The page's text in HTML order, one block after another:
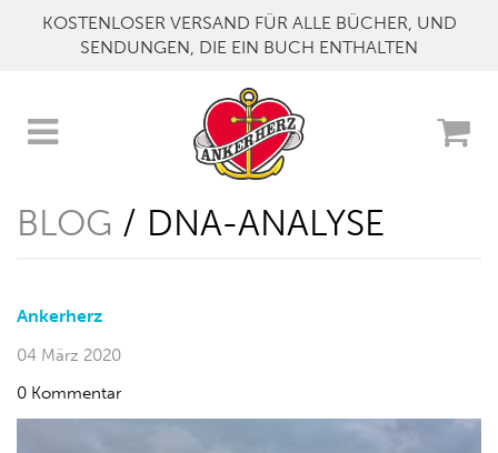
KOSTENLOSER VERSAND FÜR ALLE BÜCHER, UND
SENDUNGEN, DIE EIN BUCH ENTHALTEN
BLOG / DNA-ANALYSE
Ankerherz
04 März 2020
0 Kommentar